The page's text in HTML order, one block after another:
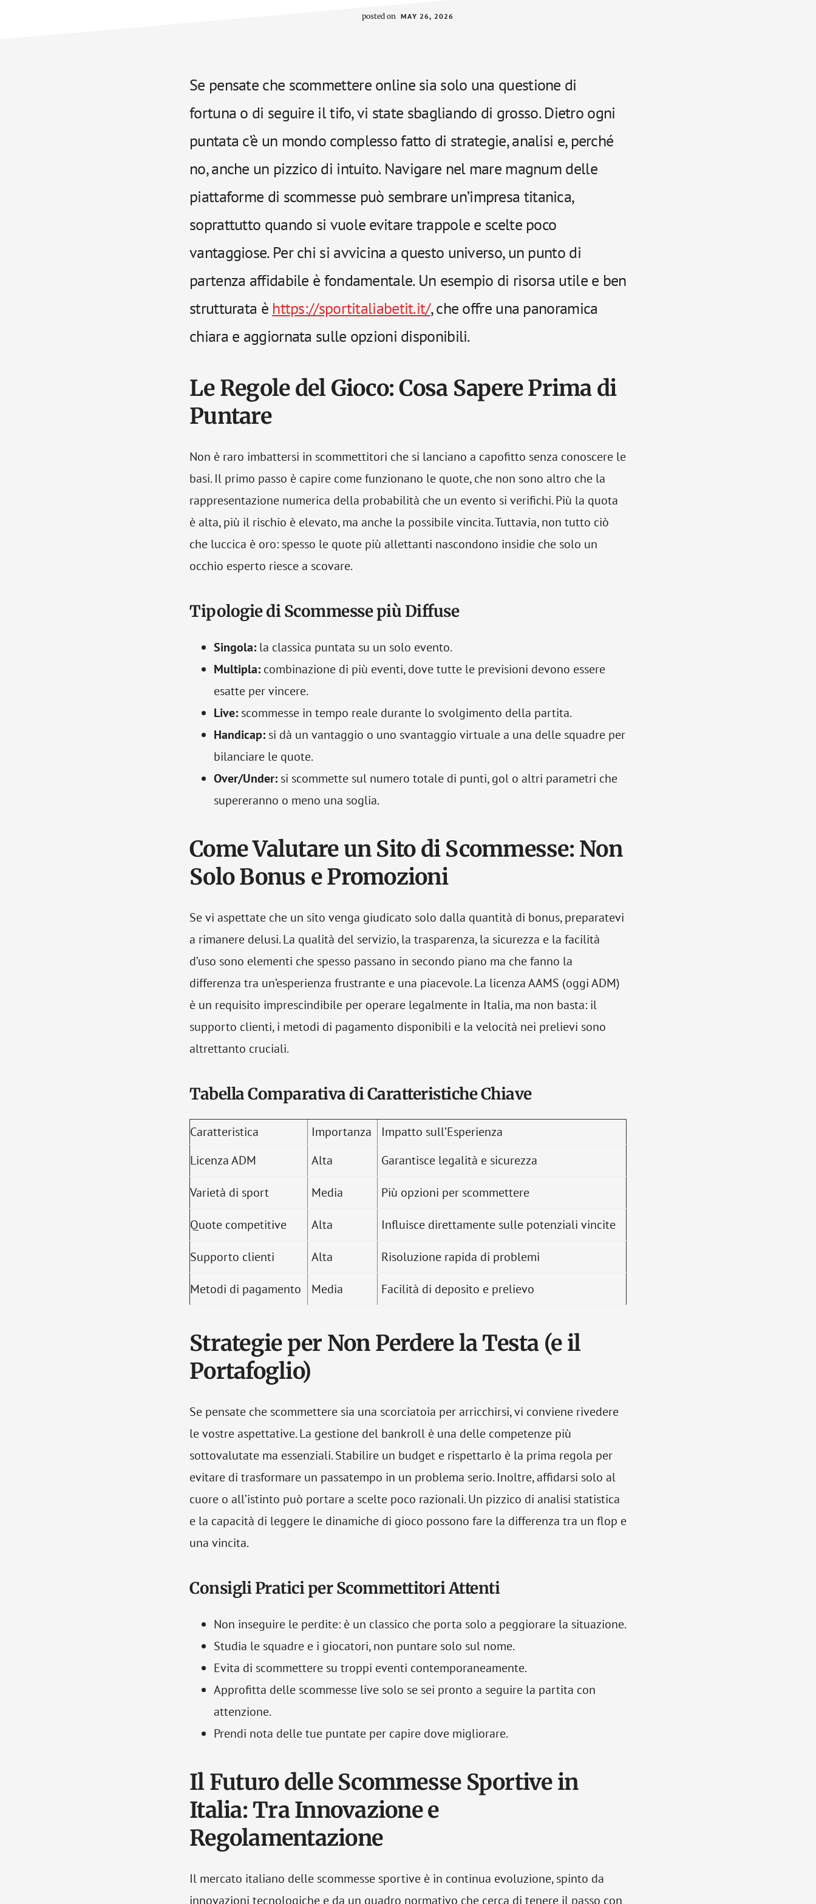
posted on MAY 26, 2026
Se pensate che scommettere online sia solo una questione di
fortuna o di seguire il tifo, vi state sbagliando di grosso. Dietro ogni
puntata c’è un mondo complesso fatto di strategie, analisi e, perché
no, anche un pizzico di intuito. Navigare nel mare magnum delle
piattaforme di scommesse può sembrare un’impresa titanica,
soprattutto quando si vuole evitare trappole e scelte poco
vantaggiose. Per chi si avvicina a questo universo, un punto di
partenza affidabile è fondamentale. Un esempio di risorsa utile e ben
strutturata è https://sportitaliabetit.it/, che offre una panoramica
chiara e aggiornata sulle opzioni disponibili.
Le Regole del Gioco: Cosa Sapere Prima di
Puntare
Non è raro imbattersi in scommettitori che si lanciano a capofitto senza conoscere le
basi. Il primo passo è capire come funzionano le quote, che non sono altro che la
rappresentazione numerica della probabilità che un evento si verifichi. Più la quota
è alta, più il rischio è elevato, ma anche la possibile vincita. Tuttavia, non tutto ciò
che luccica è oro: spesso le quote più allettanti nascondono insidie che solo un
occhio esperto riesce a scovare.
Tipologie di Scommesse più Diffuse
Singola: la classica puntata su un solo evento.
Multipla: combinazione di più eventi, dove tutte le previsioni devono essere
esatte per vincere.
Live: scommesse in tempo reale durante lo svolgimento della partita.
Handicap: si dà un vantaggio o uno svantaggio virtuale a una delle squadre per
bilanciare le quote.
Over/Under: si scommette sul numero totale di punti, gol o altri parametri che
supereranno o meno una soglia.
Come Valutare un Sito di Scommesse: Non
Solo Bonus e Promozioni
Se vi aspettate che un sito venga giudicato solo dalla quantità di bonus, preparatevi
a rimanere delusi. La qualità del servizio, la trasparenza, la sicurezza e la facilità
d’uso sono elementi che spesso passano in secondo piano ma che fanno la
differenza tra un’esperienza frustrante e una piacevole. La licenza AAMS (oggi ADM)
è un requisito imprescindibile per operare legalmente in Italia, ma non basta: il
supporto clienti, i metodi di pagamento disponibili e la velocità nei prelievi sono
altrettanto cruciali.
Tabella Comparativa di Caratteristiche Chiave
Caratteristica Importanza
Impatto sull’Esperienza
Licenza ADM
Alta Garantisce legalità e sicurezza
Varietà di sport Media Più opzioni per scommettere
Quote competitive Alta Influisce direttamente sulle potenziali vincite
Supporto clienti Alta Risoluzione rapida di problemi
Metodi di pagamento Media Facilità di deposito e prelievo
Strategie per Non Perdere la Testa (e il
Portafoglio)
Se pensate che scommettere sia una scorciatoia per arricchirsi, vi conviene rivedere
le vostre aspettative. La gestione del bankroll è una delle competenze più
sottovalutate ma essenziali. Stabilire un budget e rispettarlo è la prima regola per
evitare di trasformare un passatempo in un problema serio. Inoltre, affidarsi solo al
cuore o all’istinto può portare a scelte poco razionali. Un pizzico di analisi statistica
e la capacità di leggere le dinamiche di gioco possono fare la differenza tra un flop e
una vincita.
Consigli Pratici per Scommettitori Attenti
Non inseguire le perdite: è un classico che porta solo a peggiorare la situazione.
Studia le squadre e i giocatori, non puntare solo sul nome.
Evita di scommettere su troppi eventi contemporaneamente.
Approfitta delle scommesse live solo se sei pronto a seguire la partita con
attenzione.
Prendi nota delle tue puntate per capire dove migliorare.
Il Futuro delle Scommesse Sportive in
Italia: Tra Innovazione e
Regolamentazione
Il mercato italiano delle scommesse sportive è in continua evoluzione, spinto da
innovazioni tecnologiche e da un quadro normativo che cerca di tenere il passo con